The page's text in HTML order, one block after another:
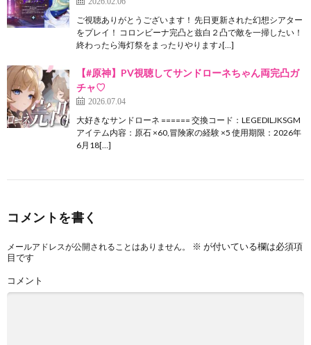
ご視聴ありがとうございます！ 先日更新された幻想シアター
をプレイ！ コロンビーナ完凸と兹白２凸で敵を一掃したい！
終わったら海灯祭をまったりやります♪[…]
【#原神】PV視聴してサンドローネちゃん両完凸ガ
チャ♡
2026.07.04
大好きなサンドローネ ====== 交換コード：LEGEDILJKSGM
アイテム内容：原石 ×60,冒険家の経験 ×5 使用期限：2026年
6月18[…]
コメントを書く
メールアドレスが公開されることはありません。 ※ が付いている欄は必須項
目です
コメント